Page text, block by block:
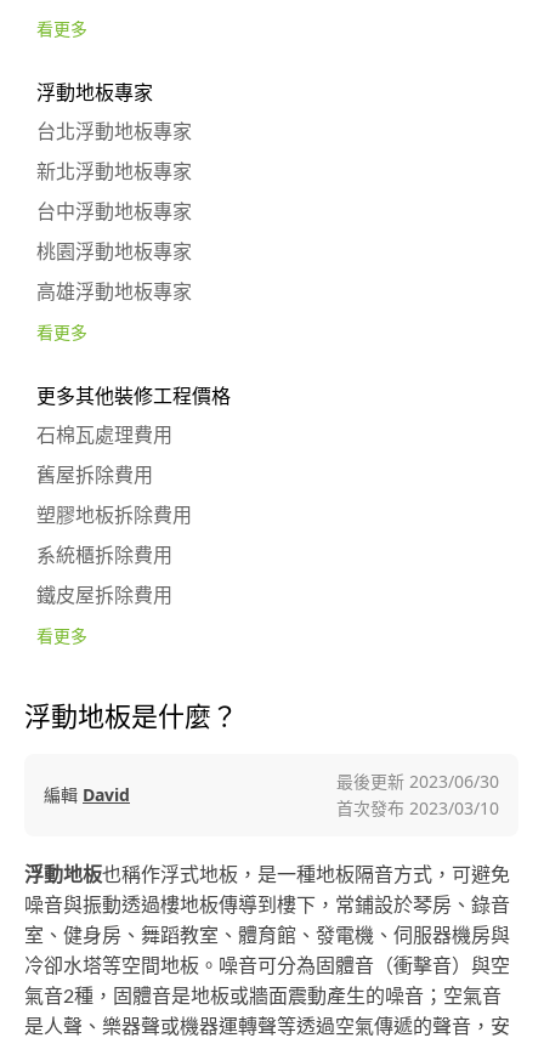
看更多
浮動地板專家
台北浮動地板專家
新北浮動地板專家
台中浮動地板專家
桃園浮動地板專家
高雄浮動地板專家
看更多
更多其他裝修工程價格
石棉瓦處理費用
舊屋拆除費用
塑膠地板拆除費用
系統櫃拆除費用
鐵皮屋拆除費用
看更多
浮動地板是什麼？
編輯 David
最後更新 2023/06/30
首次發布 2023/03/10
浮動地板也稱作浮式地板，是一種地板隔音方式，可避免
噪音與振動透過樓地板傳導到樓下，常鋪設於琴房、錄音
室、健身房、舞蹈教室、體育館、發電機、伺服器機房與
冷卻水塔等空間地板。噪音可分為固體音（衝擊音）與空
氣音2種，固體音是地板或牆面震動產生的噪音；空氣音
是人聲、樂器聲或機器運轉聲等透過空氣傳遞的聲音，安